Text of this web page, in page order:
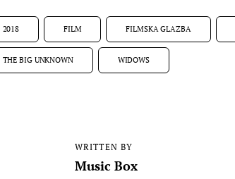
2018 FILM FILMSKA GLAZBA
THE BIG UNKNOWN WIDOWS
WRITTEN BY
Music Box